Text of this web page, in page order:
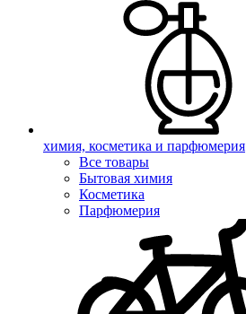
химия, косметика и парфюмерия
Все товары
Бытовая химия
Косметика
Парфюмерия